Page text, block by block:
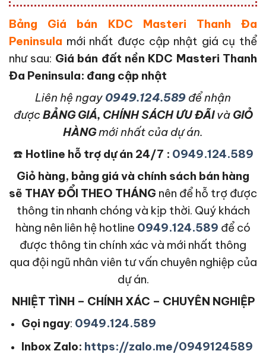
Bảng Giá bán KDC Masteri Thanh Đa
Peninsula mới nhất được cập nhật giá cụ thể
như sau: Giá bán đất nền KDC Masteri Thanh
Đa Peninsula: đang cập nhật
Liên hệ ngay 0949.124.589 để nhận
được BẢNG GIÁ, CHÍNH SÁCH ƯU ĐÃIvàGIỎ
HÀNGmới nhất của dự án.
☎️ Hotline hỗ trợ dự án 24/7 : 0949.124.589
Giỏ hàng, bảng giá và chính sách bán hàng
sẽ THAY ĐỔI THEO THÁNG nên để hỗ trợ được
thông tin nhanh chóng và kịp thời. Quý khách
hàng nên liên hệ hotline 0949.124.589 để có
được thông tin chính xác và mới nhất thông
qua đội ngũ nhân viên tư vấn chuyên nghiệp của
dự án.
NHIỆT TÌNH – CHÍNH XÁC – CHUYÊN NGHIỆP
Gọi ngay: 0949.124.589
Inbox Zalo: https://zalo.me/0949124589